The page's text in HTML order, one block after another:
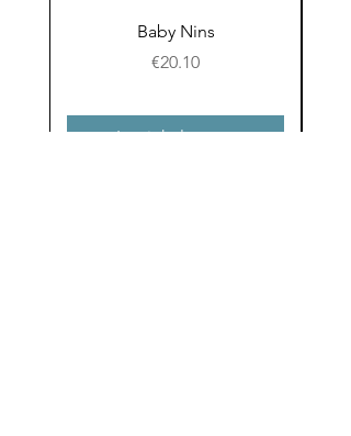
Baby Nins
Prijs
€20.10
In winkelwagen